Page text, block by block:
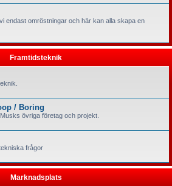
endast omröstningar och här kan alla skapa en
Framtidsteknik
/ Boring
övriga företag och projekt.
frågor
Marknadsplats